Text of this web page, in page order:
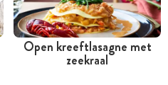
Tussen 30 minuten en 1
Open kreeftlasagne met
zeekraal